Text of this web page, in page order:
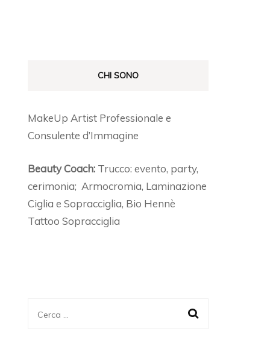
STRUCCANTE
PER IL VISO
CHI SONO
MakeUp Artist Professionale e
Consulente d’Immagine
Beauty Coach: Trucco: evento, party,
cerimonia; Armocromia, Laminazione
Ciglia e Sopracciglia, Bio Hennè
Tattoo Sopracciglia
Ricerca